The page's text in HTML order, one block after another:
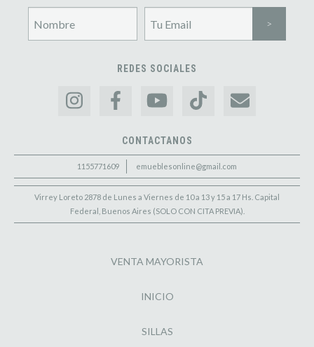
REDES SOCIALES
CONTACTANOS
1155771609 emueblesonline@gmail.com
Virrey Loreto 2878 de Lunes a Viernes de 10 a 13 y 15 a 17 Hs. Capital
Federal, Buenos Aires (SOLO CON CITA PREVIA).
VENTA MAYORISTA
INICIO
SILLAS